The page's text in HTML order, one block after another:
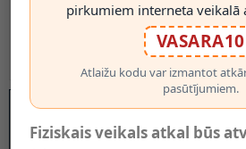
pirkumiem interneta veikalā
VASARA10
Atlaižu kodu var izmantot
pasūtījumiem.
Fiziskais veikals atkal būs